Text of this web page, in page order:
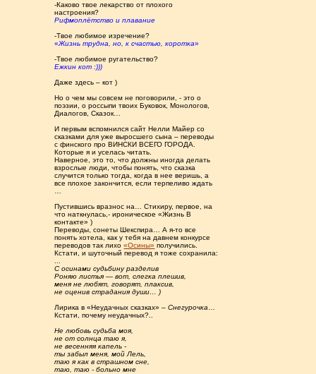
-Каково твое лекарство от плохого
настроения?
Рифмоплётство и плавание
-Твое любимое изречение?
«Жизнь трудна, но, к счастью, коротка»
-Твое любимое ругательство?
Ежкин кот :)))
Даже здесь – кот )
Но о чем мы совсем не поговорили, - это о
поэзии, о россыпи твоих Буковок, Монологов,
Диалогов, Сказок…
И первым вспомнился сайт Нелли Майер со
сказками для уже выросшего сына – переводы
с финского про ВИНСКИ ВСЕГО ГОРОДА.
Которые я и уселась читать.
Наверное, это то, что должны иногда делать
взрослые люди, чтобы понять, что сказка
случится только тогда, когда в нее веришь, а
все плохое закончится, если терпеливо ждать
Пустившись вразнос на… Стихиру, первое, на
что наткнулась,- ироническое «Жизнь В
контакте» )
Переводы, сонеты Шекспира… А я-то все
понять хотела, как у тебя на давнем конкурсе
переводов так лихо«Осины» получились.
Кстати, и шуточный перевод я тоже сохранила:
С осинами судьбину разделив
Роняю листья — вот, слегка плешив,
меня не любят, говорят, плаксив,
не оценив страдания души… )
Лирика в «Неудачных сказках» –Снегурочка
Кстати, почему неудачных?..
Не любовь судьба моя,
не от солнца таю я,
не весенняя капель -
ты забыл меня, мой Лель,
таю я как в страшном сне,
таю, таю - больно мне